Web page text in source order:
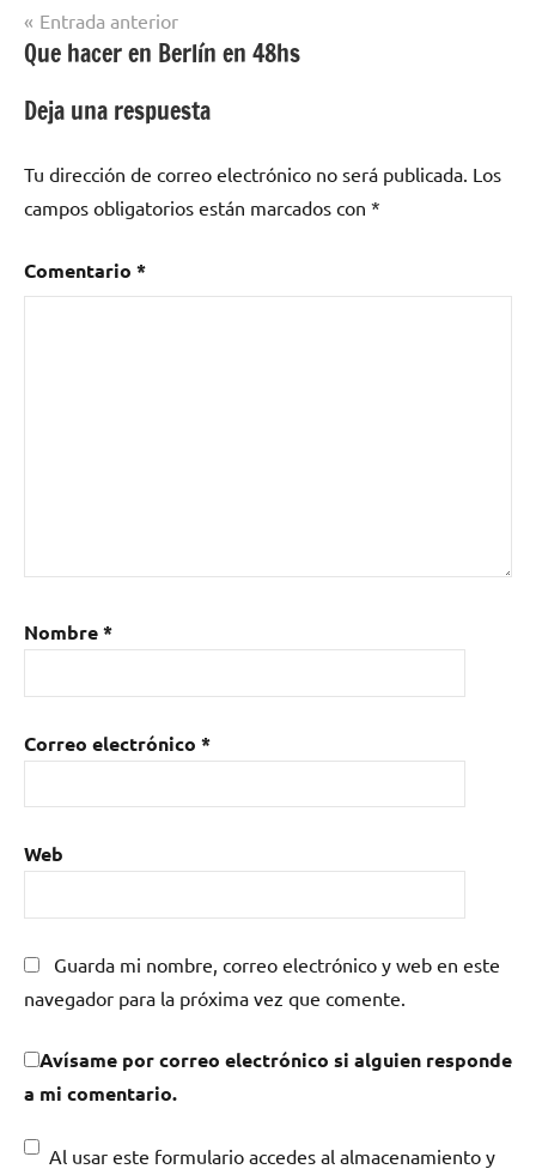
Navegación
de
entradas
Entrada anterior
Que hacer en Berlín en 48hs
Deja una respuesta
Tu dirección de correo electrónico no será publicada. Los
campos obligatorios están marcados con *
Comentario *
Nombre*
Correo electrónico *
Web
Guarda mi nombre, correo electrónico y web en este
navegador para la próxima vez que comente.
Avísame por correo electrónico si alguien responde
a mi comentario.
Al usar este formulario accedes al almacenamiento y